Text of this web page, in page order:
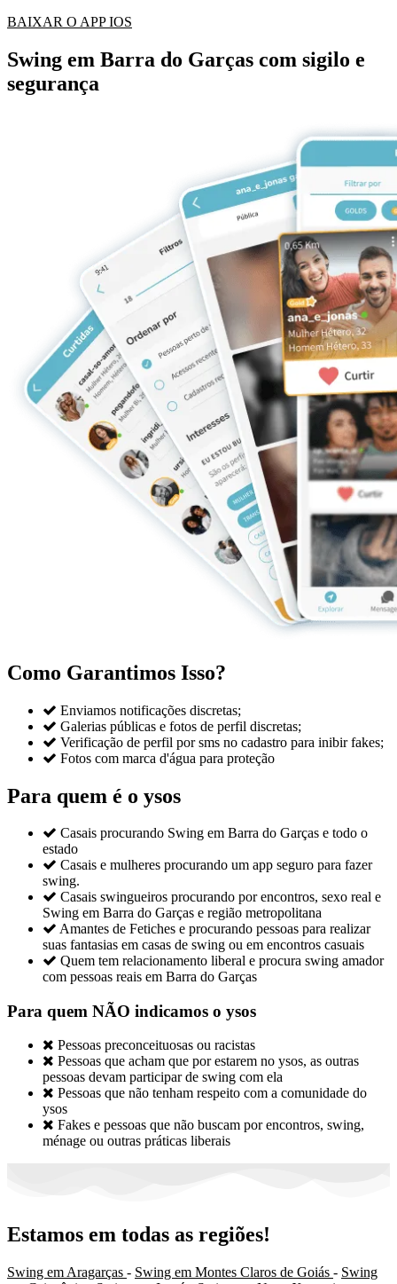
BAIXAR O APP IOS
Swing em Barra do Garças com sigilo e
segurança
Como Garantimos Isso?
 Enviamos notificações discretas;
 Galerias públicas e fotos de perfil discretas;
 Verificação de perfil por sms no cadastro para inibir fakes;
 Fotos com marca d'água para proteção
Para quem é o ysos
 Casais procurando Swing em Barra do Garças e todo o
estado
 Casais e mulheres procurando um app seguro para fazer
swing.
 Casais swingueiros procurando por encontros, sexo real e
Swing em Barra do Garças e região metropolitana
 Amantes de Fetiches e procurando pessoas para realizar
suas fantasias em casas de swing ou em encontros casuais
 Quem tem relacionamento liberal e procura swing amador
com pessoas reais em Barra do Garças
Para quem NÃO indicamos o ysos
 Pessoas preconceituosas ou racistas
 Pessoas que acham que por estarem no ysos, as outras
pessoas devam participar de swing com ela
 Pessoas que não tenham respeito com a comunidade do
ysos
 Fakes e pessoas que não buscam por encontros, swing,
ménage ou outras práticas liberais
Estamos em todas as regiões!
Swing em Aragarças - Swing em Montes Claros de Goiás - Swing